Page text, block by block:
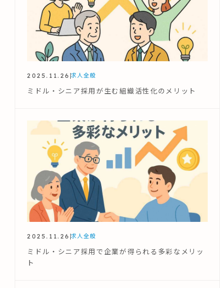
2025.11.26 求人全般
ミドル・シニア採用が生む組織活性化のメリット
2025.11.26 求人全般
ミドル・シニア採用で企業が得られる多彩なメリッ
ト